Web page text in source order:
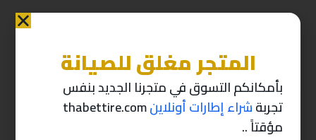
منتجات ذات صله
-10%
المتجر مغلق للصيانة
بأمكانكم التسوق في متجرنا الجديد بنفس
تجربةشراء إطارات أونلاينthabettire.com
مؤقتاً ..